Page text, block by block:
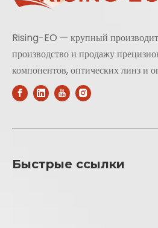
Rising-EO — крупный
производство и продажу
компонентов, оптических линз и
Быстрые ссылки